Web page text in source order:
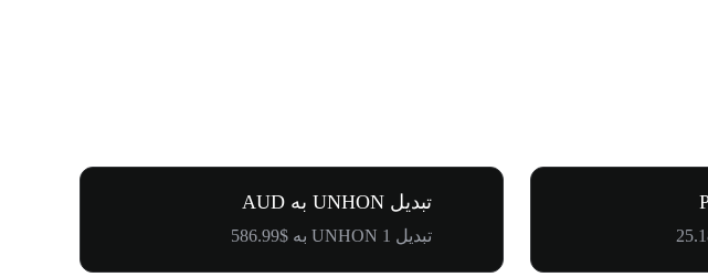
تبدیل UNHON به AUD
تبدیل 1 UNHON به $586.99